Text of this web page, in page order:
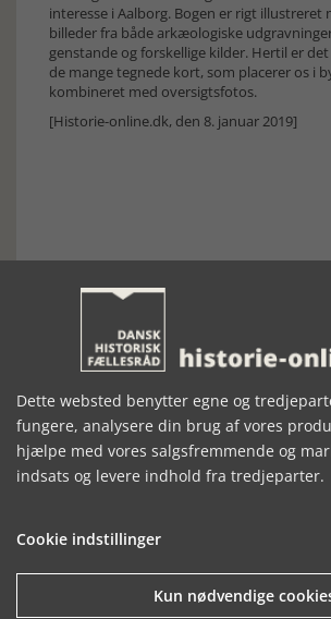
interesse i Aalborg. Bogen er rigt illustreret
billeder fra både arkæologiske
genstande og forskellige kilder. Hertil er
de mange tegnede kort, som placerer os i
kombineret med oversigtsfotos.
[Historie-online.dk, den 8. januar 2019]
SE RELATEREDE
EN
Dette websted benytter egne og
fungere, analysere din brug af vores
hjælpe med vores salgsfremmende og
indsats og levere indhold fra tredjeparter.
Cookie indstillinger
Kun nødvendige